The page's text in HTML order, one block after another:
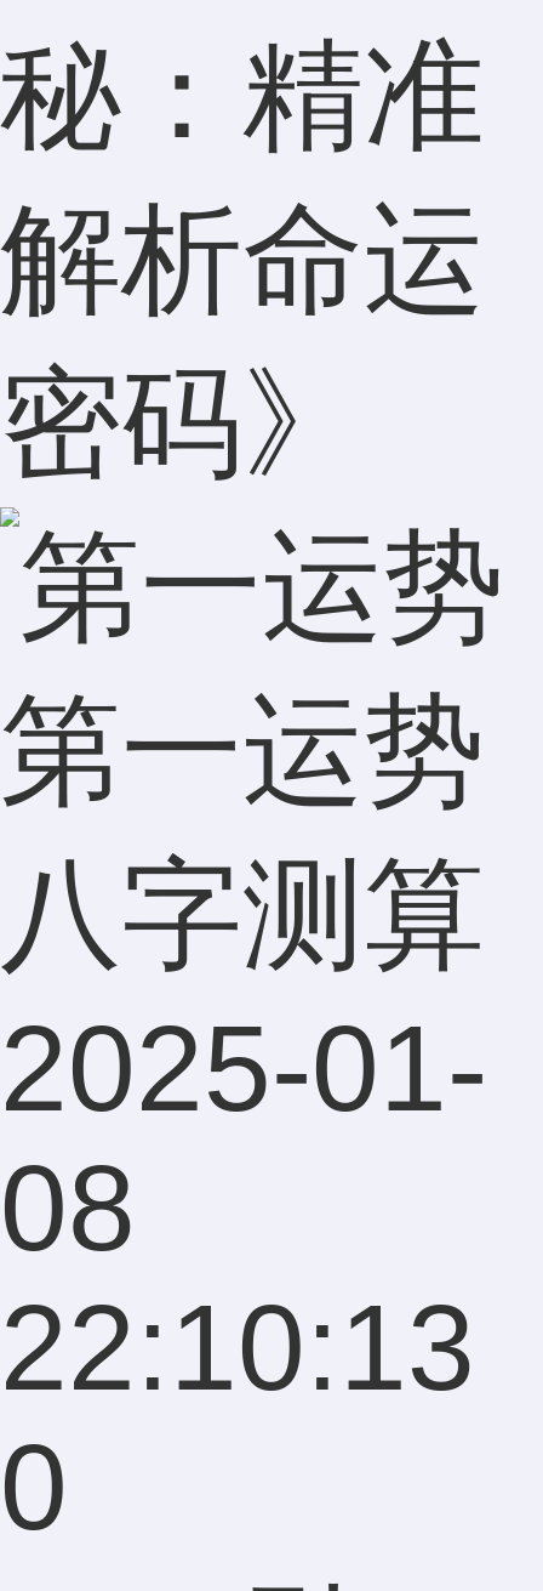
秘：精准
解析命运
密码》
第一运势
八字测算
2025-01-
08
22:10:13
0